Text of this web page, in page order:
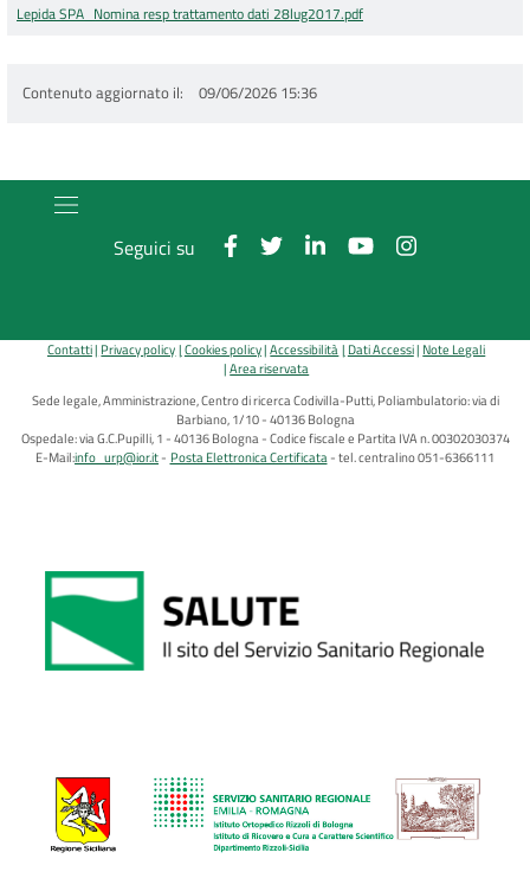
Lepida SPA_Nomina resp trattamento dati 28lug2017.pdf
Contenuto aggiornato il 09/06/2026 15:36
Seguici su
Contatti Privacy policy Cookies policy Accessibilità Dati Accessi Note Legali
Area riservata
Sede legale, Amministrazione, Centro di ricerca Codivilla-Putti, Poliambulatorio: via di
Barbiano, 1/10 - 40136 Bologna
Ospedale: via G.C.Pupilli, 1 - 40136 Bologna - Codice fiscale e Partita IVA n. 00302030374
E-Mail:info_urp@ior.it Posta Elettronica Certificata tel. centralino 051-6366111